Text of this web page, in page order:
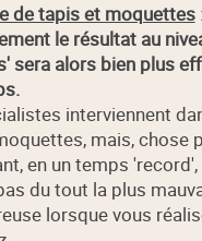
de tapis et moquettes:
le résultat au
sera alors bien plus
interviennent
mais, chose
en un temps
du tout la plus
lorsque vous